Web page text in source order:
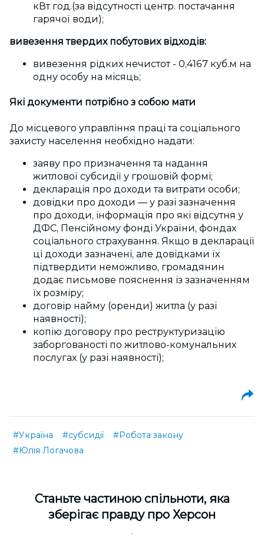
кВт год.(за відсутності центр. постачання
гарячої води);
вивезення твердих побутових відходів:
вивезення рідких нечистот - 0,4167 куб.м на
одну особу на місяць;
Які документи потрібно з собою мати
До місцевого управління праці та соціального
захисту населення необхідно надати:
заяву про призначення та надання
житлової субсидії у грошовій формі;
декларація про доходи та витрати особи;
довідки про доходи — у разі зазначення
про доходи, інформація про які відсутня у
ДФС, Пенсійному фонді України, фондах
соціального страхування. Якщо в декларації
ці доходи зазначені, але довідками їх
підтвердити неможливо, громадянин
додає письмове пояснення із зазначенням
їх розміру;
договір найму (оренди) житла (у разі
наявності);
копію договору про реструктуризацію
заборгованості по житлово-комунальних
послугах (у разі наявності);
#Україна #субсидії
#Робота закону
#Юлія Логачова
Cтаньте частиною спільноти, яка
зберігає правду про Херсон